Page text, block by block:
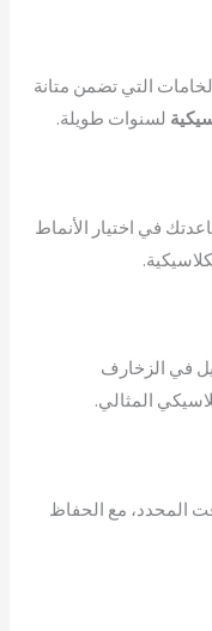
التي تضمن متانة
لسنوات طويلة.
في اختيار الأنماط
في الزخارف
المثالي.
المحدد، مع الحفاظ